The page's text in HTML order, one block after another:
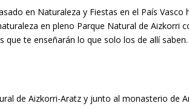
en Naturaleza y Fiestas en el País Vasco
en pleno Parque Natural de Aizkorri
te enseñarán lo que solo los de allí
de Aizkorri-Aratz y junto al monasterio de